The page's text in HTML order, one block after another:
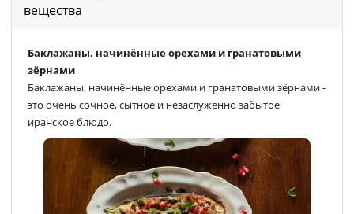
вещества
Баклажаны, начинённые орехами и гранатовыми
зёрнами
Баклажаны, начинённые орехами и гранатовыми зёрнами -
это очень сочное, сытное и незаслуженно забытое
иранское блюдо.